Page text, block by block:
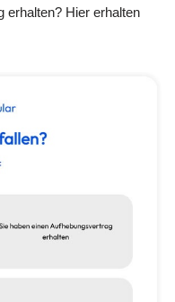
erhalten? Hier erhalten